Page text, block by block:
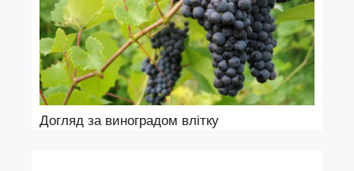
Догляд за виноградом влітку